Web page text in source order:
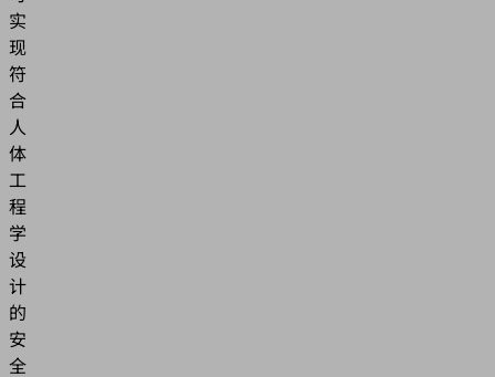
实
现
符
合
人
体
工
程
学
设
计
的
安
全